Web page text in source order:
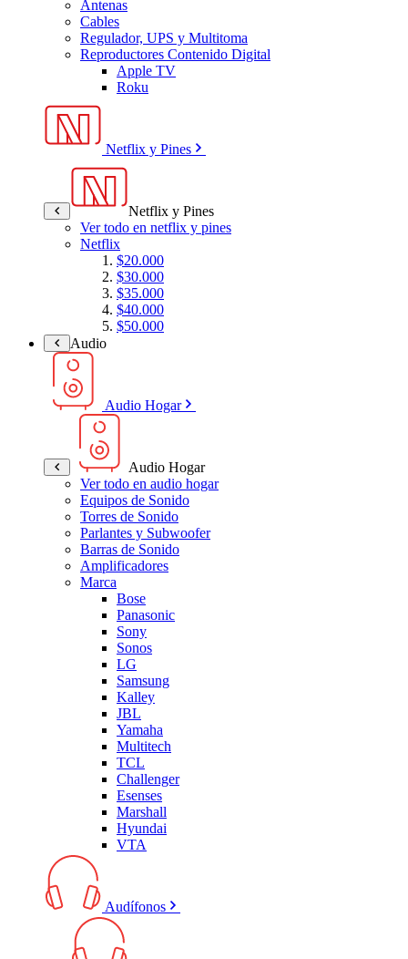
Antenas
Cables
Regulador, UPS y Multitoma
Reproductores Contenido Digital
Apple TV
Roku
Netflix y Pines
Netflix y Pines
Ver todo en netflix y pines
Netflix
$20.000
$30.000
$35.000
$40.000
$50.000
Audio
Audio Hogar
Audio Hogar
Ver todo en audio hogar
Equipos de Sonido
Torres de Sonido
Parlantes y Subwoofer
Barras de Sonido
Amplificadores
Marca
Bose
Panasonic
Sony
Sonos
LG
Samsung
Kalley
JBL
Yamaha
Multitech
TCL
Challenger
Esenses
Marshall
Hyundai
VTA
Audífonos